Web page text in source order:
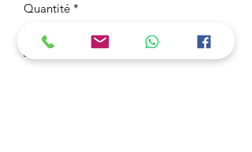
Quantité *